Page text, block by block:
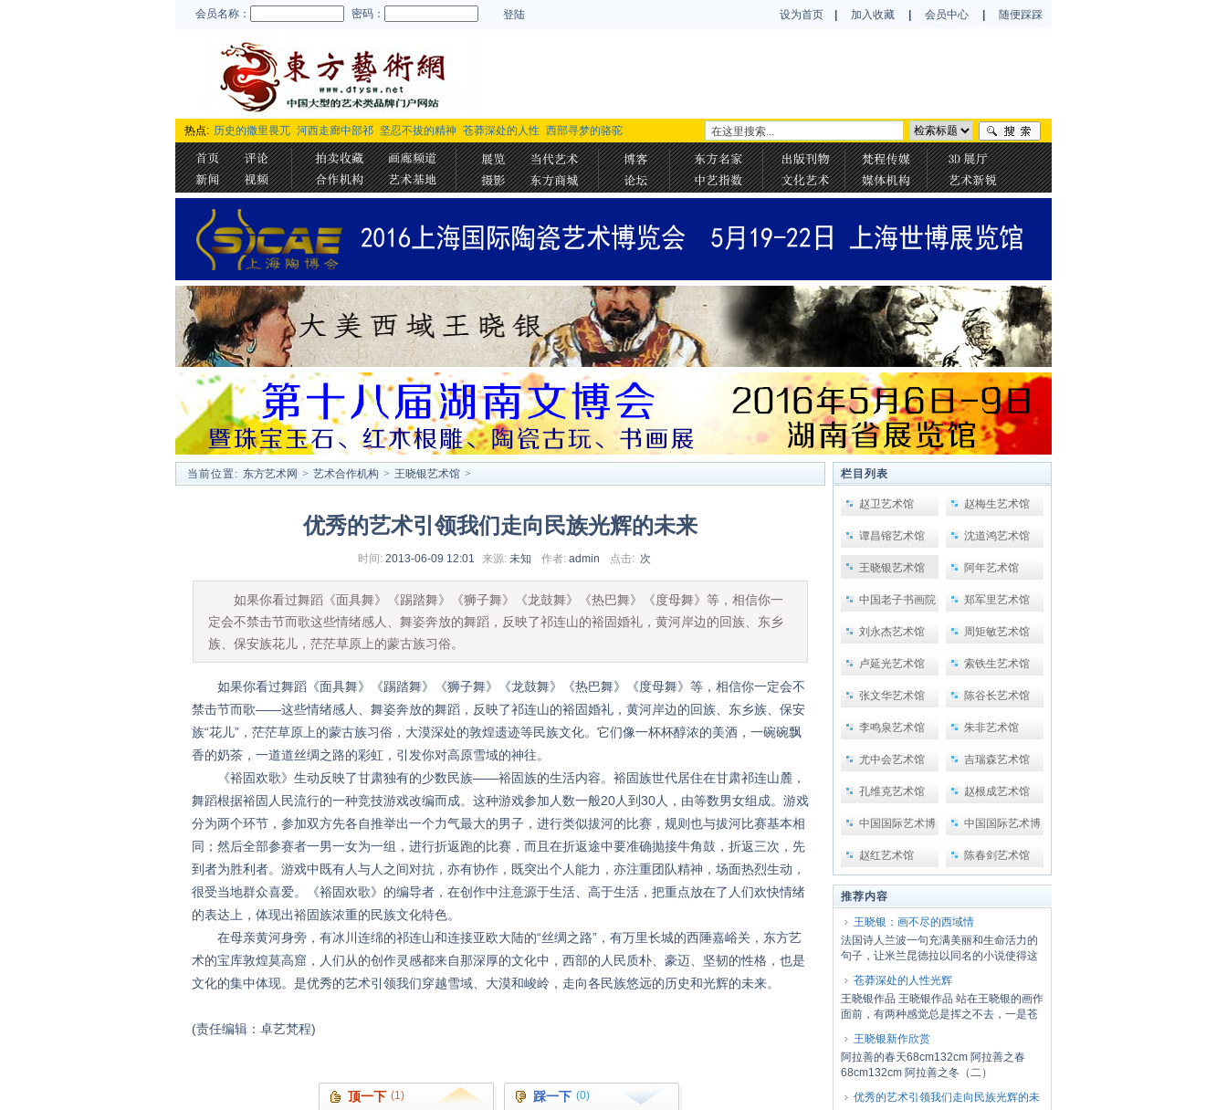
会员名称： 密码： 登陆 设为首页 加入收藏 会员中心 随便踩踩
热点: 历史的撒里畏兀 河西走廊中部祁 坚忍不拔的精神 苍莽深处的人性 西部寻梦的骆驼
当前位置: 东方艺术网 > 艺术合作机构 > 王晓银艺术馆 >
优秀的艺术引领我们走向民族光辉的未来
时间: 2013-06-09 12:01 来源: 未知 作者: admin 点击: 次
如果你看过舞蹈《面具舞》《踢踏舞》《狮子舞》《龙鼓舞》《热巴舞》《度母舞》等，相信你一
定会不禁击节而歌这些情绪感人、舞姿奔放的舞蹈，反映了祁连山的裕固婚礼，黄河岸边的回族、东乡
族、保安族花儿，茫茫草原上的蒙古族习俗。
如果你看过舞蹈《面具舞》《踢踏舞》《狮子舞》《龙鼓舞》《热巴舞》《度母舞》等，相信你一定会不
禁击节而歌——这些情绪感人、舞姿奔放的舞蹈，反映了祁连山的裕固婚礼，黄河岸边的回族、东乡族、保安
族“花儿”，茫茫草原上的蒙古族习俗，大漠深处的敦煌遗迹等民族文化。它们像一杯杯醇浓的美酒，一碗碗飘
香的奶茶，一道道丝绸之路的彩虹，引发你对高原雪域的神往。
《裕固欢歌》生动反映了甘肃独有的少数民族——裕固族的生活内容。裕固族世代居住在甘肃祁连山麓，
舞蹈根据裕固人民流行的一种竞技游戏改编而成。这种游戏参加人数一般20人到30人，由等数男女组成。游戏
分为两个环节，参加双方先各自推举出一个力气最大的男子，进行类似拔河的比赛，规则也与拔河比赛基本相
同；然后全部参赛者一男一女为一组，进行折返跑的比赛，而且在折返途中要准确抛接牛角鼓，折返三次，先
到者为胜利者。游戏中既有人与人之间对抗，亦有协作，既突出个人能力，亦注重团队精神，场面热烈生动，
很受当地群众喜爱。《裕固欢歌》的编导者，在创作中注意源于生活、高于生活，把重点放在了人们欢快情绪
的表达上，体现出裕固族浓重的民族文化特色。
在母亲黄河身旁，有冰川连绵的祁连山和连接亚欧大陆的“丝绸之路”，有万里长城的西陲嘉峪关，东方艺
术的宝库敦煌莫高窟，人们从的创作灵感都来自那深厚的文化中，西部的人民质朴、豪迈、坚韧的性格，也是
文化的集中体现。是优秀的艺术引领我们穿越雪域、大漠和峻岭，走向各民族悠远的历史和光辉的未来。
(责任编辑：卓艺梵程)
顶一下 (1) 踩一下 (0)
栏目列表
赵卫艺术馆 赵梅生艺术馆
谭昌镕艺术馆 沈道鸿艺术馆
王晓银艺术馆 阿年艺术馆
中国老子书画院 郑军里艺术馆
刘永杰艺术馆 周矩敏艺术馆
卢延光艺术馆 索铁生艺术馆
张文华艺术馆 陈谷长艺术馆
李鸣泉艺术馆 朱非艺术馆
尤中会艺术馆 吉瑞森艺术馆
孔维克艺术馆 赵根成艺术馆
中国国际艺术博
览会
中国国际艺术博
览会2
赵红艺术馆 陈春剑艺术馆
推荐内容
王晓银：画不尽的西域情
法国诗人兰波一句充满美丽和生命活力的
句子，让米兰昆德拉以同名的小说使得这
苍莽深处的人性光辉
王晓银作品 王晓银作品 站在王晓银的画作
面前，有两种感觉总是挥之不去，一是苍
王晓银新作欣赏
阿拉善的春天68cm132cm 阿拉善之春
68cm132cm 阿拉善之冬（二）
优秀的艺术引领我们走向民族光辉的未